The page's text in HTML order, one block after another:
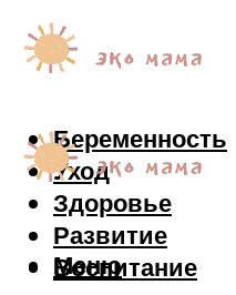
Беременность
Уход
Здоровье
Развитие
Воспитание
Меню